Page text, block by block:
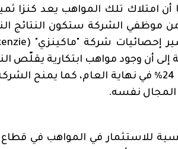
امتلاك تلك المواهب يعد كنزا
موظفي الشركة ستكون النتائج
إحصائيات شركة "ماكينزي" (
إلى أن وجود مواهب ابتكارية يقلّص
بنسب تتراوح بين 12% إلى 24% في نهاية العام، كما يمنح
المجال نفسه.
للاستثمار في المواهب في